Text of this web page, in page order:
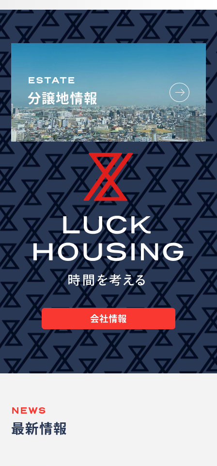
ESTATE
分譲地情報
会社情報
NEWS
最新情報